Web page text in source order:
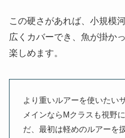
この硬さがあれば、小規模
広くカバーでき、魚が掛か
楽しめます。
より重いルアーを使いたい
メインならMクラスも視野
だ、最初は軽めのルアーを